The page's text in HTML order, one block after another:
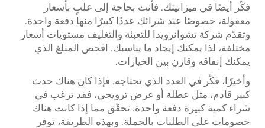
فكّر أيضًا في ميزانيتك. فأنت بحاجة إلى علبٍ بأسعار
معقولة، خصوصًا عند شرائك عددًا كبيرًا منها دفعة واحدة.
وتقدّم شركة تشوانرويدا للتعبئة والتغليف مستويات أسعار
مختلفة، لذا يمكنك إيجاد ما يناسبك. افحص المبلغ الذي
يمكنك إنفاقه وقارن بين الخيارات.
وأخيرًا، فكّر في العدد الذي تحتاجه. فإذا كان هناك حدث
كبير قادم، مثل عطلة أو عرض ترويجي، فقد ترغب في
شراء كمية كبيرة دفعة واحدة. تحقّق مما إذا كانت هناك
خصومات على الطلبات بالجملة. وبهذه الطريقة، توفر